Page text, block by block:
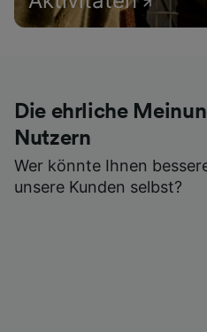
Die ehrliche
Nutzern
Wer könnte Ihnen
unsere Kunden selbst?